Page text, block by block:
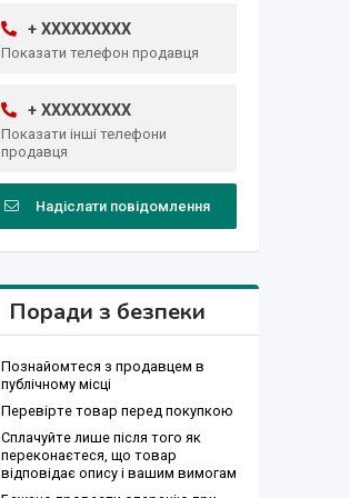
+ XXXXXXXXX
Показати телефон продавця
+ XXXXXXXXX
Показати інші телефони
продавця
Надіслати повідомлення
Поради з безпеки
Познайомтеся з продавцем в
публічному місці
Перевірте товар перед покупкою
Сплачуйте лише після того як
переконаєтеся, що товар
відповідає опису і вашим вимогам